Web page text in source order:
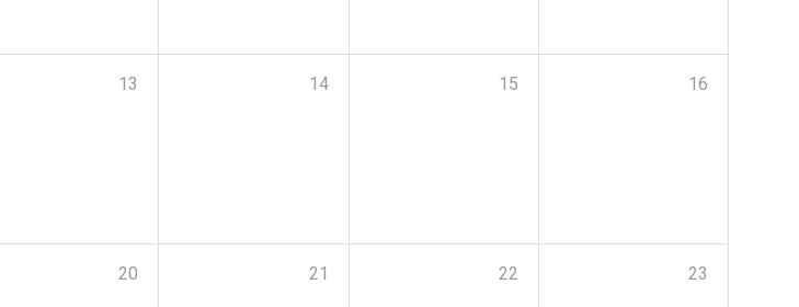
13 14 15 16
20 21 22 23